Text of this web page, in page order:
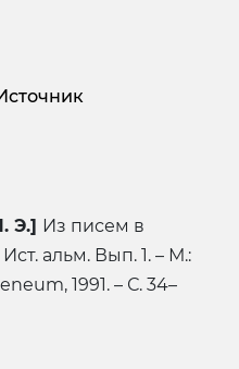
Э.] Из писем в
альм. Вып. 1. – М.:
1991. – С. 34–